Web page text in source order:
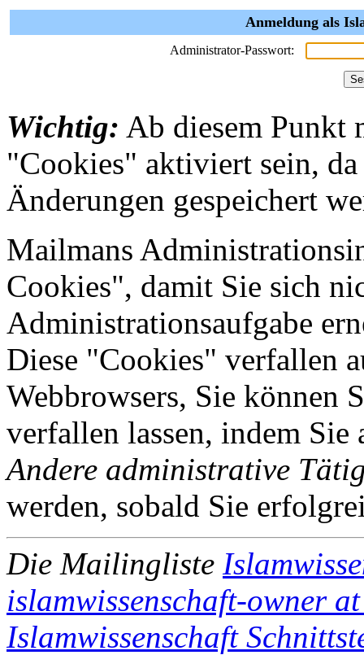
Anmeldung als
Administrator-Passwort:
Wichtig: Ab diesem Punkt
"Cookies" aktiviert sein,
Änderungen gespeichert
Mailmans
Cookies", damit Sie sich
Administrationsaufgabe
Diese "Cookies" verfallen
Webbrowsers, Sie können
verfallen lassen, indem
Andere administrative
werden, sobald Sie
Die Mailingliste
islamwissenschaft-owner
Islamwissenschaft